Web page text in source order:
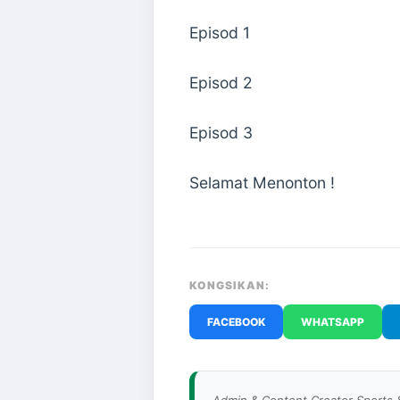
Episod 1
Episod 2
Episod 3
Selamat Menonton !
KONGSIKAN:
FACEBOOK WHATSAPP